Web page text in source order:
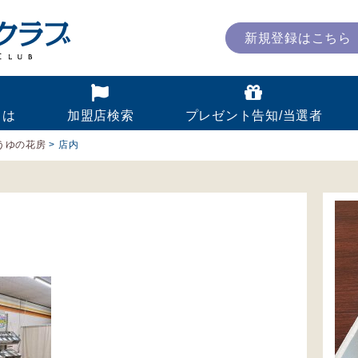
新規登録はこちら
加盟店検索 プレゼント告知/当選者
ゆの花房 > 店内